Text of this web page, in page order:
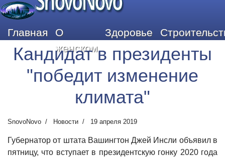
Главная
О
женском
Здоровье
Кандидат в президенты
"победит изменение
климата"
SnovoNovo Новости 19 апреля 2019
Губернатор от штата Вашингтон Джей Инсли объявил в
пятницу, что вступает в президентскую гонку 2020 года